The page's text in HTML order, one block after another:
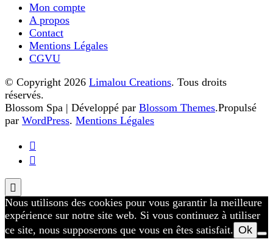
Les
options
peuvent
être
la
du
produit
Mon compte
A propos
Contact
Mentions Légales
CGVU
© Copyright 2026 Limalou Creations. Tous droits
réservés.
Blossom Spa | Développé par Blossom Themes.Propulsé
par WordPress. Mentions Légales
Nous utilisons des cookies pour vous garantir la meilleure
expérience sur notre site web. Si vous continuez à utiliser
ce site, nous supposerons que vous en êtes satisfait. Ok